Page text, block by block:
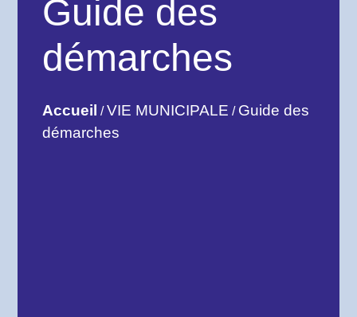
Guide des
démarches
Accueil /VIE MUNICIPALE / Guide des
démarches